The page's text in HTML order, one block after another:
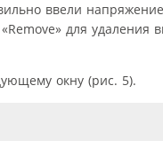
ввели
для
окну (рис. 5).